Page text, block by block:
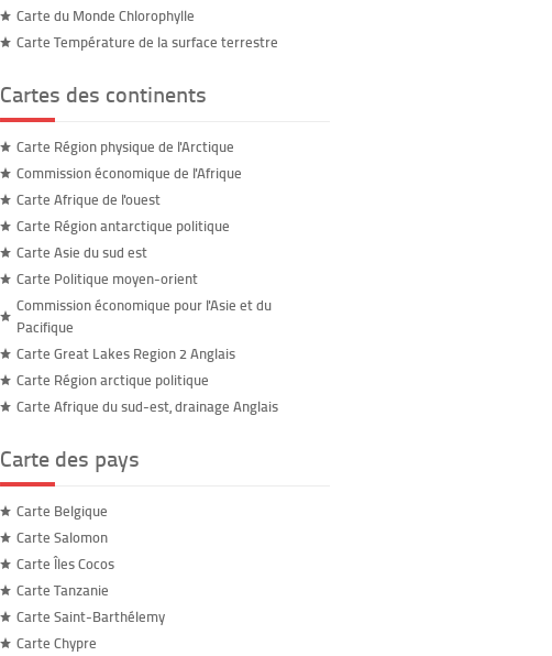
Carte du Monde Chlorophylle
Carte Température de la surface terrestre
Cartes des continents
Carte Région physique de l'Arctique
Commission économique de l'Afrique
Carte Afrique de l'ouest
Carte Région antarctique politique
Carte Asie du sud est
Carte Politique moyen-orient
Commission économique pour l'Asie et du
Pacifique
Carte Great Lakes Region 2 Anglais
Carte Région arctique politique
Carte Afrique du sud-est, drainage Anglais
Carte des pays
Carte Belgique
Carte Salomon
Carte Îles Cocos
Carte Tanzanie
Carte Saint-Barthélemy
Carte Chypre